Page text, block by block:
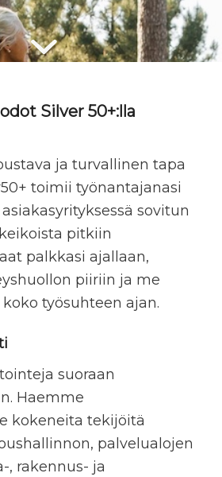
Silver 50+:lla
ja turvallinen tapa
toimii työnantajanasi
sovitun
pitkiin
palkkasi ajallaan,
piiriin ja me
työsuhteen ajan.
suoraan
Haemme
kokeneita tekijöitä
palvelualojen
, rakennus- ja